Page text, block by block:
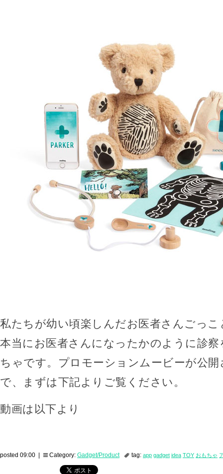
私たちが幼い頃楽しんだお医者さんごっ
本当にお医者さんになったかのように診
ちゃです。プロモーションムービーが公
で、まずは下記よりご覧ください。
動画は以下より
posted 09:00 | Category: Gadget/Product tag: app gadget idea TOY おもちゃ